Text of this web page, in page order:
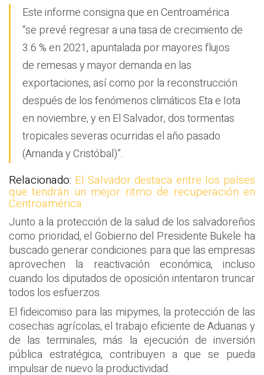
Este informe consigna que en Centroamérica
“se prevé regresar a una tasa de crecimiento de
3.6 % en 2021, apuntalada por mayores flujos
de remesas y mayor demanda en las
exportaciones, así como por la reconstrucción
después de los fenómenos climáticos Eta e Iota
en noviembre, y en El Salvador, dos tormentas
tropicales severas ocurridas el año pasado
(Amanda y Cristóbal)”.
Relacionado: El Salvador destaca entre los países
que tendrán un mejor ritmo de recuperación en
Centroamérica
Junto a la protección de la salud de los salvadoreños
como prioridad, el Gobierno del Presidente Bukele ha
buscado generar condiciones para que las empresas
aprovechen la reactivación económica, incluso
cuando los diputados de oposición intentaron truncar
todos los esfuerzos.
El fideicomiso para las mipymes, la protección de las
cosechas agrícolas, el trabajo eficiente de Aduanas y
de las terminales, más la ejecución de inversión
pública estratégica, contribuyen a que se pueda
impulsar de nuevo la productividad.